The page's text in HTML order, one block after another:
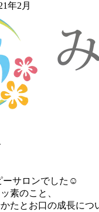
年2月
ーサロンでした☺️
素のこと、
たとお口の成長につ